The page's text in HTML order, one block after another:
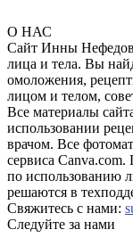
О НАС
Сайт Инны
лица и тела. Вы
омоложения,
лицом и телом,
Все материалы
использовании
врачом. Все
сервиса
по использованию
решаются в
Свяжитесь с нами:
Следуйте за нами